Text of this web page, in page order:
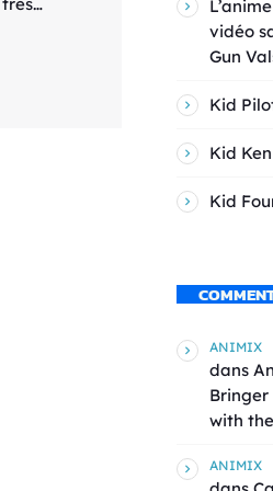
vidéo
Gun
Kid
Kid
Kid
ANIMIX
dans
Bringer
with
ANIMIX